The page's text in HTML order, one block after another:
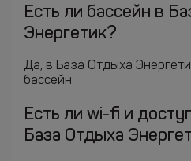
Есть ли бассейн в
Энергетик?
Да, в База Отдыха
бассейн.
Есть ли wi-fi и
База Отдыха